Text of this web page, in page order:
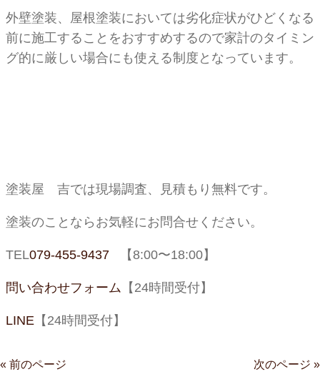
外壁塗装、屋根塗装においては劣化症状がひどくなる
前に施工することをおすすめするので家計のタイミン
グ的に厳しい場合にも使える制度となっています。
塗装屋 吉では現場調査、見積もり無料です。
塗装のことならお気軽にお問合せください。
TEL079-455-9437 【8:00〜18:00】
問い合わせフォーム 【 24時間受付】
LINE 【 24時間受付】
« 前のページ 次のページ »